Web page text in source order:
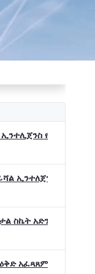
የትብብር
ኢንተለጀንስ ትብብር
ስኬት አድንቀዋል
አፈጻጸምና የቀጣይ